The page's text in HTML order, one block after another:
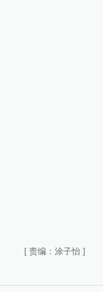
[ 责编：涂子怡 ]